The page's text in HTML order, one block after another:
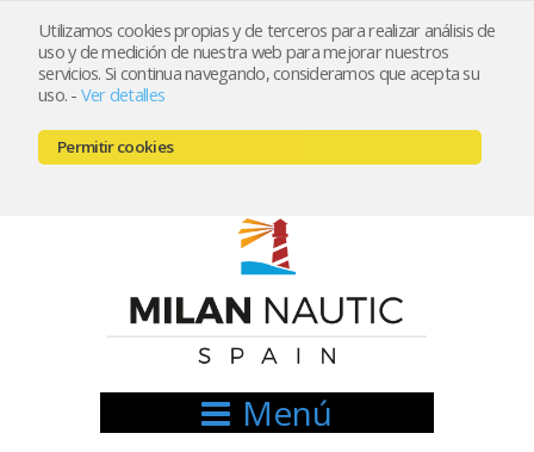
Utilizamos cookies propias y de terceros para realizar análisis de
uso y de medición de nuestra web para mejorar nuestros
servicios. Si continua navegando, consideramos que acepta su
uso. - Ver detalles
Permitir cookies
Registrarse Mi cuenta
666521122 // 654999333
Menú